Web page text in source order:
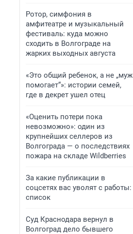
Ротор, симфония в
амфитеатре и музыкальный
фестиваль: куда можно
сходить в Волгограде на
жарких выходных августа
«Это общий ребенок, а не „муж
помогает“»: истории семей,
где в декрет ушел отец
«Оценить потери пока
невозможно»: один из
крупнейших селлеров из
Волгограда — о последствиях
пожара на складе Wildberries
За какие публикации в
соцсетях вас уволят с работы:
список
Суд Краснодара вернул в
Волгоград дело бывшего